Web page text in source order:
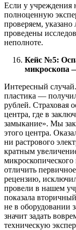
Если у учреждения
полноценную
проверяем,
проведены
неполноте.
Кейс №5:
микроскопа
Интересный
пластика —
рублей. Страховая
центра, где в
замыкание». Мы
этого центра.
ни растрового
кратным
отличить
рецензию,
провели в нашем
показала
не в оборудовании
значит задать
техническую